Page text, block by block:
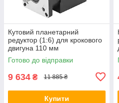
Кутовий планетарний
редуктор (1:6) для крокового
двигуна 110 мм
Готово до відправки
9 634 ₴ 11 885 ₴
Купити